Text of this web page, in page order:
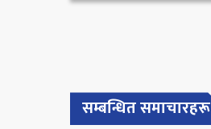
सम्बन्धित समाचारहरू